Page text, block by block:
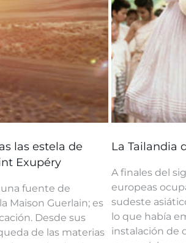
las estela de
Exupéry
una fuente de
Maison Guerlain; es
Desde sus
de las materias
La Tailandia
A finales del
europeas
sudeste
lo que había
instalación de